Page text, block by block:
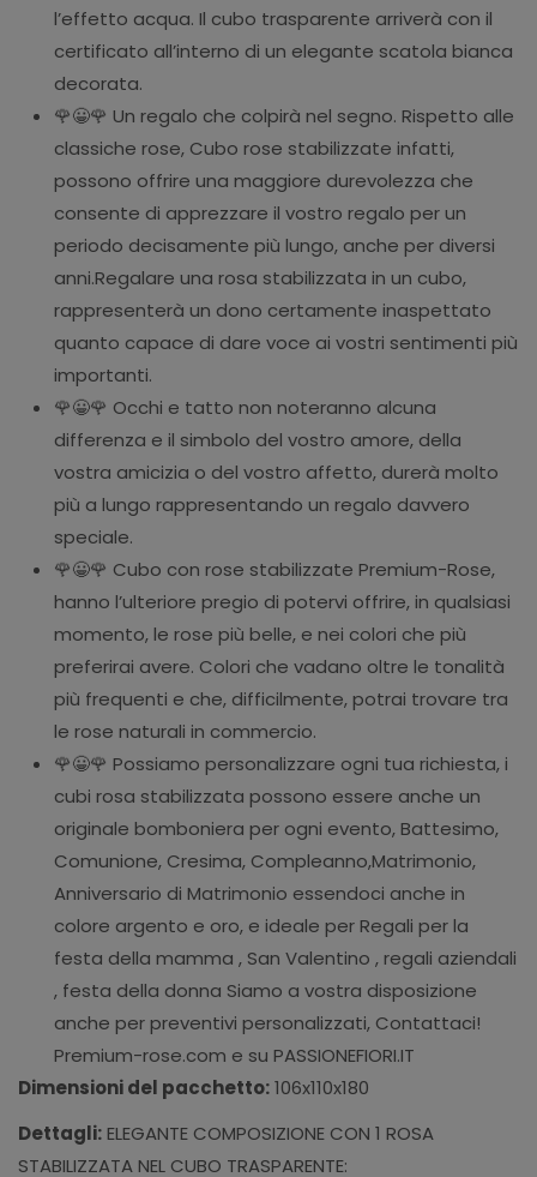
l’effetto acqua. Il cubo trasparente arriverà con il
certificato all’interno di un elegante scatola bianca
decorata.
🌹😀🌹 Un regalo che colpirà nel segno. Rispetto alle
classiche rose, Cubo rose stabilizzate infatti,
possono offrire una maggiore durevolezza che
consente di apprezzare il vostro regalo per un
periodo decisamente più lungo, anche per diversi
anni.Regalare una rosa stabilizzata in un cubo,
rappresenterà un dono certamente inaspettato
quanto capace di dare voce ai vostri sentimenti più
importanti.
🌹😀🌹 Occhi e tatto non noteranno alcuna
differenza e il simbolo del vostro amore, della
vostra amicizia o del vostro affetto, durerà molto
più a lungo rappresentando un regalo davvero
speciale.
🌹😀🌹 Cubo con rose stabilizzate Premium-Rose,
hanno l’ulteriore pregio di potervi offrire, in qualsiasi
momento, le rose più belle, e nei colori che più
preferirai avere. Colori che vadano oltre le tonalità
più frequenti e che, difficilmente, potrai trovare tra
le rose naturali in commercio.
🌹😀🌹 Possiamo personalizzare ogni tua richiesta, i
cubi rosa stabilizzata possono essere anche un
originale bomboniera per ogni evento, Battesimo,
Comunione, Cresima, Compleanno,Matrimonio,
Anniversario di Matrimonio essendoci anche in
colore argento e oro, e ideale per Regali per la
festa della mamma , San Valentino , regali aziendali
, festa della donna Siamo a vostra disposizione
anche per preventivi personalizzati, Contattaci!
Premium-rose.com e su PASSIONEFIORI.IT
Dimensioni del pacchetto:106x110x180
Dettagli:ELEGANTE COMPOSIZIONE CON 1 ROSA
STABILIZZATA NEL CUBO TRASPARENTE: